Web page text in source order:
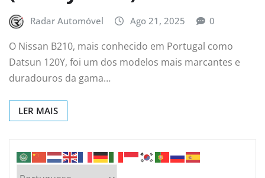
Radar Automóvel Ago 21, 2025 0
O Nissan B210, mais conhecido em Portugal como
Datsun 120Y, foi um dos modelos mais marcantes e
duradouros da gama…
LER MAIS